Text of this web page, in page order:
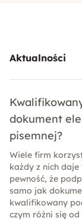
Aktualności
dokument
pisemnej?
Wiele firm
każdy z nich
pewność, że
samo jak
kwalifikowany
czym różni się od